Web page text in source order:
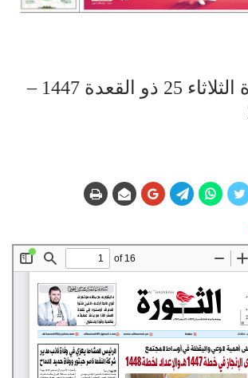
صحيفة الثورة الثلاثاء 25 ذو القعدة 1447 –